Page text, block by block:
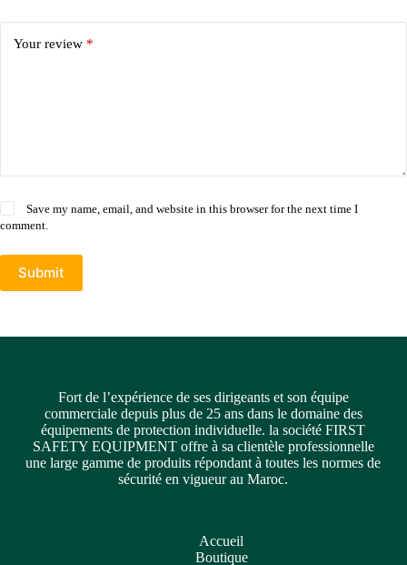
Your review *
Save my name, email, and website in this browser for the next time I
comment.
Submit
Fort de l’expérience de ses dirigeants et son équipe
commerciale depuis plus de 25 ans dans le domaine des
équipements de protection individuelle. la société FIRST
SAFETY EQUIPMENT offre à sa clientèle professionnelle
une large gamme de produits répondant à toutes les normes de
sécurité en vigueur au Maroc.
Accueil
Boutique